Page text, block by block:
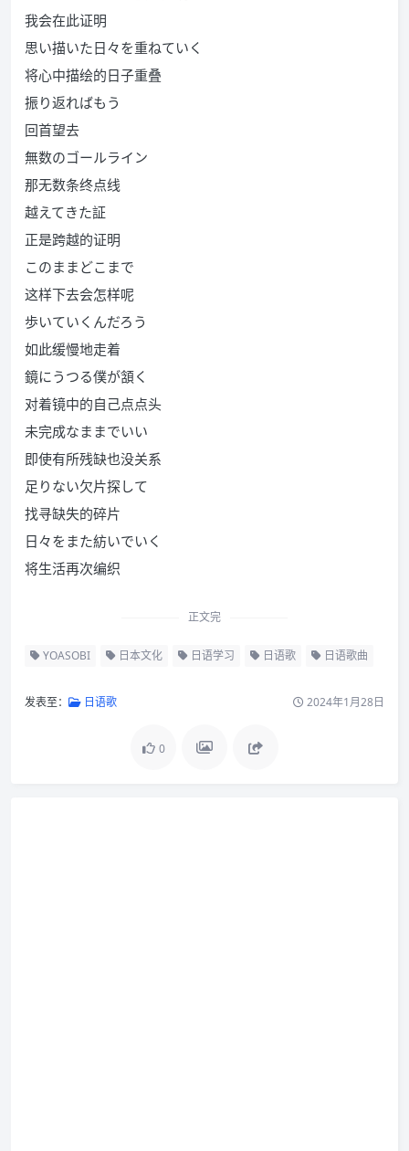
我会在此证明
思い描いた日々を重ねていく
将心中描绘的日子重叠
振り返ればもう
回首望去
無数のゴールライン
那无数条终点线
越えてきた証
正是跨越的证明
このままどこまで
这样下去会怎样呢
歩いていくんだろう
如此缓慢地走着
鏡にうつる僕が頷く
对着镜中的自己点点头
未完成なままでいい
即使有所残缺也没关系
足りない欠片探して
找寻缺失的碎片
日々をまた紡いでいく
将生活再次编织
正文完
YOASOBI 日本文化 日语学习 日语歌 日语歌曲
发表至： 日语歌 2024年1月28日
0